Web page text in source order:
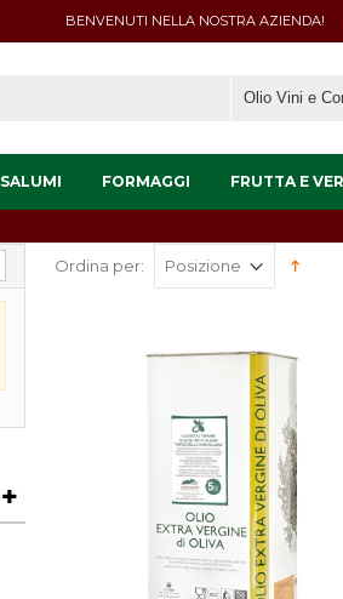
BENVENUTI NELLA NOSTRA AZIENDA!
SALUMI FORMAGGI FRUTTA E
Ordina per: